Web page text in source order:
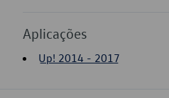
Aplicações
Up! 2014 - 2017